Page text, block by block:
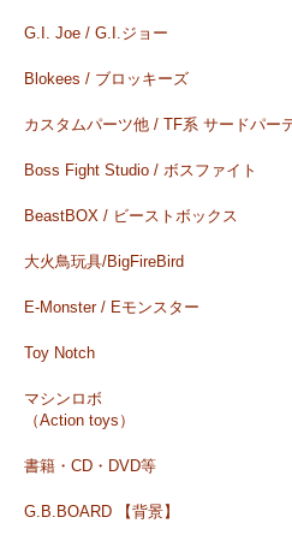
G.I. Joe / G.I.ジョー
Blokees / ブロッキーズ
カスタムパーツ他 / TF系 サードパー
Boss Fight Studio / ボスファイト
BeastBOX / ビーストボックス
大火鳥玩具/BigFireBird
E-Monster / Eモンスター
Toy Notch
マシンロボ
（Action toys）
書籍・CD・DVD等
G.B.BOARD 【背景】